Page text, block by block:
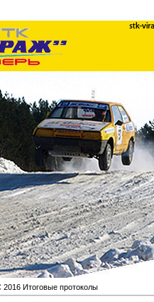
Итоговые протоколы